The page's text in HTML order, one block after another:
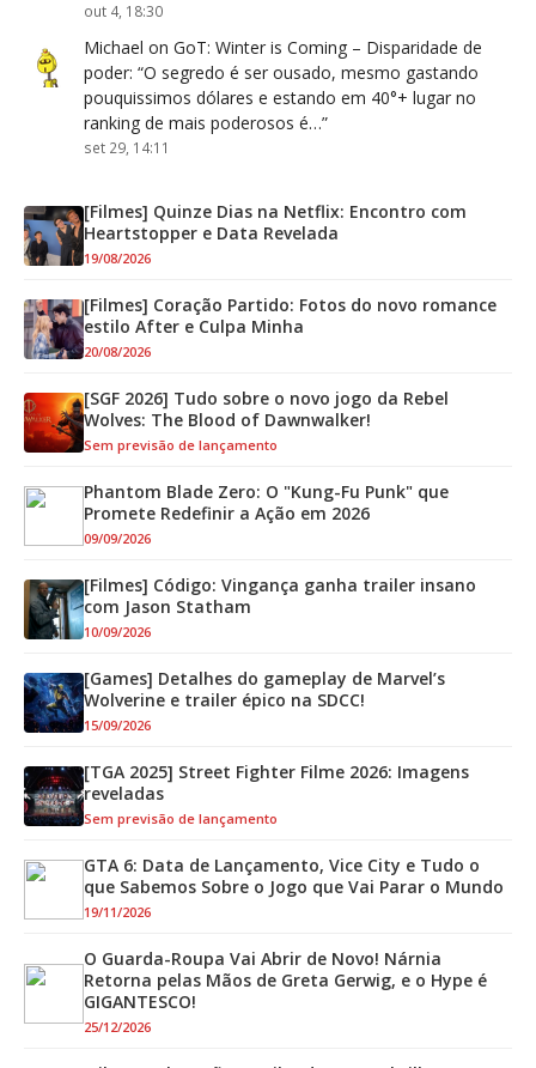
out 4, 18:30
Michael on GoT: Winter is Coming – Disparidade de
poder: “O segredo é ser ousado, mesmo gastando
pouquissimos dólares e estando em 40°+ lugar no
ranking de mais poderosos é…”
set 29, 14:11
[Filmes] Quinze Dias na Netflix: Encontro com
Heartstopper e Data Revelada
19/08/2026
[Filmes] Coração Partido: Fotos do novo romance
estilo After e Culpa Minha
20/08/2026
[SGF 2026] Tudo sobre o novo jogo da Rebel
Wolves: The Blood of Dawnwalker!
Sem previsão de lançamento
Phantom Blade Zero: O "Kung-Fu Punk" que
Promete Redefinir a Ação em 2026
09/09/2026
[Filmes] Código: Vingança ganha trailer insano
com Jason Statham
10/09/2026
[Games] Detalhes do gameplay de Marvel’s
Wolverine e trailer épico na SDCC!
15/09/2026
[TGA 2025] Street Fighter Filme 2026: Imagens
reveladas
Sem previsão de lançamento
GTA 6: Data de Lançamento, Vice City e Tudo o
que Sabemos Sobre o Jogo que Vai Parar o Mundo
19/11/2026
O Guarda-Roupa Vai Abrir de Novo! Nárnia
Retorna pelas Mãos de Greta Gerwig, e o Hype é
GIGANTESCO!
25/12/2026